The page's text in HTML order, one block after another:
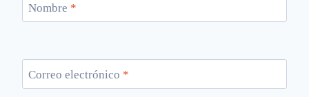
Nombre *
Correo electrónico *